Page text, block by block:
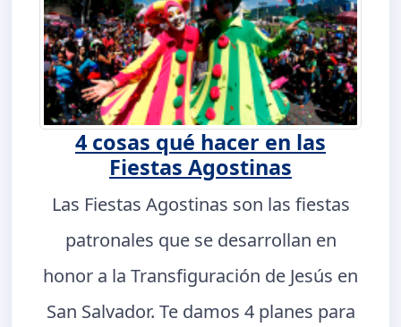
4 cosas qué hacer en las
Fiestas Agostinas
Las Fiestas Agostinas son las fiestas
patronales que se desarrollan en
honor a la Transfiguración de Jesús en
San Salvador. Te damos 4 planes para